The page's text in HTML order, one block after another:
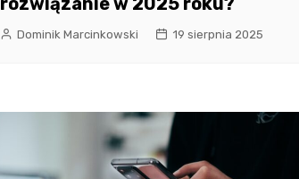
Dominik Marcinkowski 19 sierpnia 2025